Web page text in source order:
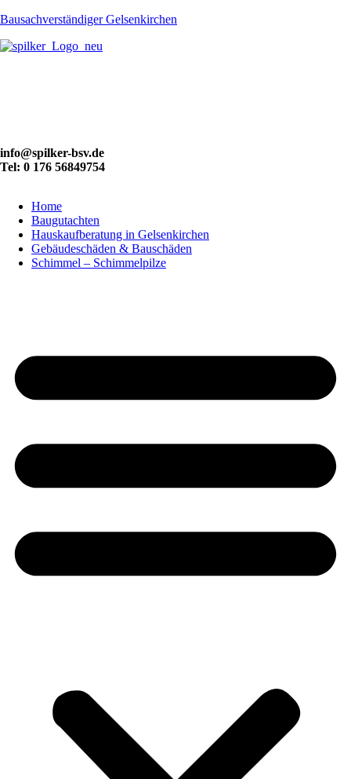
Bausachverständiger Gelsenkirchen
info@spilker-bsv.de
Tel: 0 176 56849754
Home
Baugutachten
Hauskaufberatung in Gelsenkirchen
Gebäudeschäden & Bauschäden
Schimmel – Schimmelpilze